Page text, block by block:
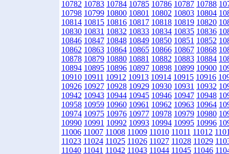
10782 10783 10784 10785 10786 10787 10788
10798 10799 10800 10801 10802 10803 10804
10814 10815 10816 10817 10818 10819 10820
10830 10831 10832 10833 10834 10835 10836
10846 10847 10848 10849 10850 10851 10852
10862 10863 10864 10865 10866 10867 10868
10878 10879 10880 10881 10882 10883 10884
10894 10895 10896 10897 10898 10899 10900
10910 10911 10912 10913 10914 10915 10916
10926 10927 10928 10929 10930 10931 10932
10942 10943 10944 10945 10946 10947 10948
10958 10959 10960 10961 10962 10963 10964
10974 10975 10976 10977 10978 10979 10980
10990 10991 10992 10993 10994 10995 10996
11006 11007 11008 11009 11010 11011 11012
11023 11024 11025 11026 11027 11028 11029
11040 11041 11042 11043 11044 11045 11046